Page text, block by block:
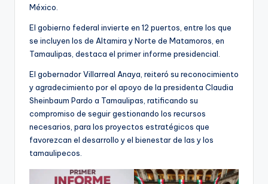
México.
El gobierno federal invierte en 12 puertos, entre los que
se incluyen los de Altamira y Norte de Matamoros, en
Tamaulipas, destaca el primer informe presidencial.
El gobernador Villarreal Anaya, reiteró su reconocimiento
y agradecimiento por el apoyo de la presidenta Claudia
Sheinbaum Pardo a Tamaulipas, ratificando su
compromiso de seguir gestionando los recursos
necesarios, para los proyectos estratégicos que
favorezcan el desarrollo y el bienestar de las y los
tamaulipecos.